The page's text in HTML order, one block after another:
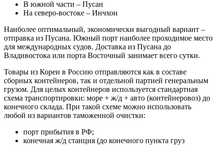
В южной части – Пусан
На северо-востоке – Инчхон
Наиболее оптимальный, экономически выгодный вариант –
отправка из Пусана. Южный порт наиболее проходимое место
для международных судов. Доставка из Пусана до
Владивостока или порта Восточный занимает всего сутки.
Товары из Кореи в Россию отправляются как в составе
сборных контейнеров, так и отдельной партией генеральным
грузом. Для целых контейнеров используется стандартная
схема транспортировки: море + ж/д + авто (контейнеровоз) до
конечного склада. При такой схеме можно использовать
любой из вариантов таможенной очистки:
порт прибытия в РФ;
конечная ж/д станция (до конечного пункта груз